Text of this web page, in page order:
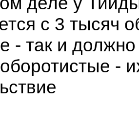
с 3 тысяч
- так и
-